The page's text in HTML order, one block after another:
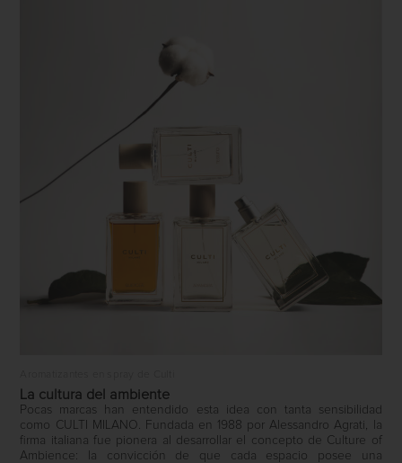
La cultura del ambiente
Pocas marcas han entendido esta idea con tanta sensibilidad
como CULTI MILANO . Fundada en 1988 por Alessandro Agrati, la
firma italiana fue pionera al desarrollar el concepto de Culture of
Ambience: la convicción de que cada espacio posee una